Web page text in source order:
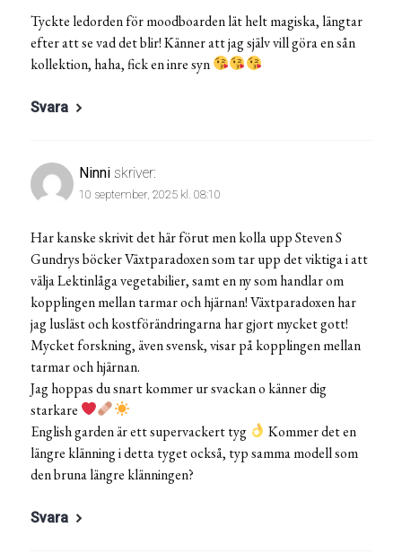
Tyckte ledorden för moodboarden lät helt magiska, längtar
efter att se vad det blir! Känner att jag själv vill göra en sån
kollektion, haha, fick en inre syn
Svara
Ninni skriver:
10 september, 2025 kl. 08:10
Har kanske skrivit det här förut men kolla upp Steven S
Gundrys böcker Växtparadoxen som tar upp det viktiga i att
välja Lektinlåga vegetabilier, samt en ny som handlar om
kopplingen mellan tarmar och hjärnan! Växtparadoxen har
jag lusläst och kostförändringarna har gjort mycket gott!
Mycket forskning, även svensk, visar på kopplingen mellan
tarmar och hjärnan.
Jag hoppas du snart kommer ur svackan o känner dig
starkare
English garden är ett supervackert tyg
Kommer det en
längre klänning i detta tyget också, typ samma modell som
den bruna längre klänningen?
Svara